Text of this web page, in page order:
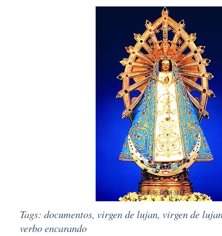
Tags: documentos, virgen de lujan, virgen de
verbo encarando